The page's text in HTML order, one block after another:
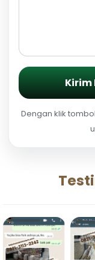
Kirim
Dengan klik